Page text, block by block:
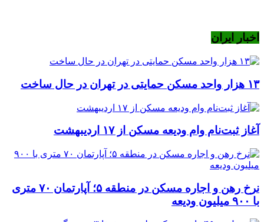
اخبار ایران
۱۳ هزار واحد مسکن حمایتی در تهران در حال ساخت
آغاز ثبت‌نام وام ودیعه مسکن از ۱۷ اردیبهشت
نرخ‌ رهن و اجاره مسکن در منطقه ۵؛ آپارتمان ۷۰ متری
با ۹۰۰ میلیون ودیعه